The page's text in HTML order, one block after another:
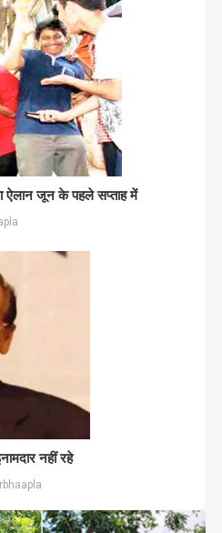
ऐलान जून के पहले सप्ताह में
नहीं रहे